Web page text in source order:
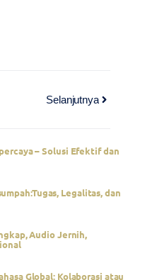
Selanjutnya
– Solusi Efektif dan
Legalitas, dan
Audio Jernih,
Global: Kolaborasi atau